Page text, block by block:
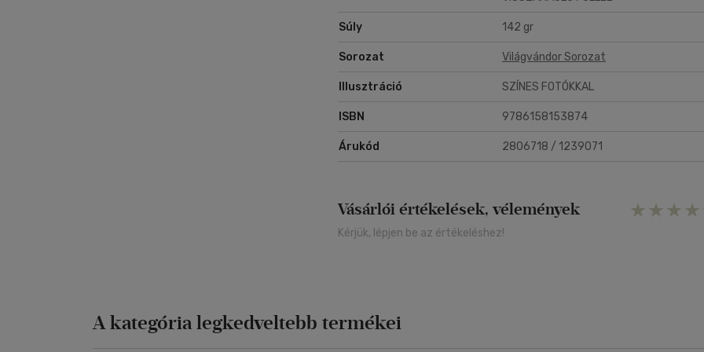
Súly 142 gr
Sorozat Világvándor Sorozat
Illusztráció SZÍNES FOTÓKKAL
ISBN 9786158153874
Árukód 2806718 / 1239071
Vásárlói értékelések, vélemények
Kérjük, lépjen be az értékeléshez!
A kategória legkedveltebb termékei